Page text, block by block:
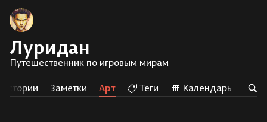
Луридан
Путешественник по игровым мирам
Заметки Арт Теги Календарь